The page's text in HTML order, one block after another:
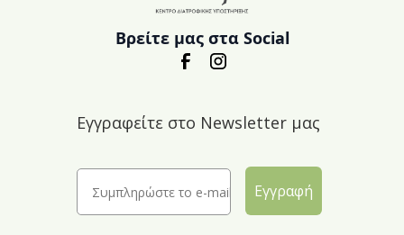
Βρείτε μας στα Social
Εγγραφείτε στο Newsletter μας
Εγγραφή